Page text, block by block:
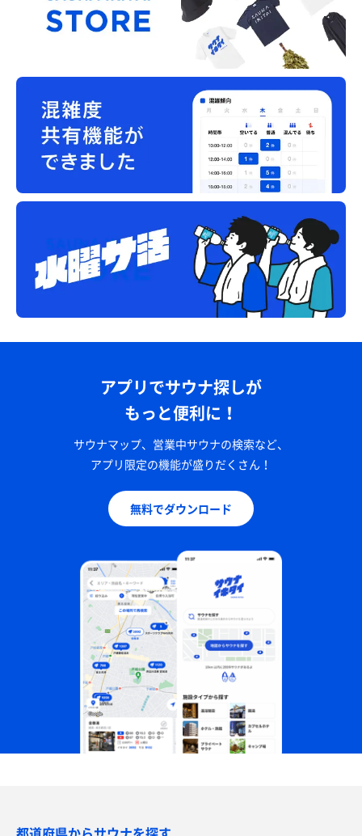
アプリでサウナ探しが
もっと便利に！
サウナマップ、営業中サウナの検索など、
アプリ限定の機能が盛りだくさん！
無料でダウンロード